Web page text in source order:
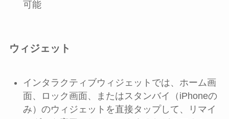
可能
ウィジェット
インタラクティブウィジェットでは、ホーム画
面、ロック画面、またはスタンバイ（iPhoneの
み）のウィジェットを直接タップして、リマイ